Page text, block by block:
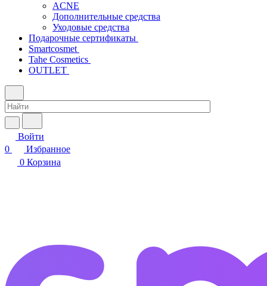
АCNE
Дополнительные средства
Уходовые средства
Подарочные сертификаты
Smartcosmet
Tahe Cosmetics
OUTLET
Войти
0
Избранное
0 Корзина